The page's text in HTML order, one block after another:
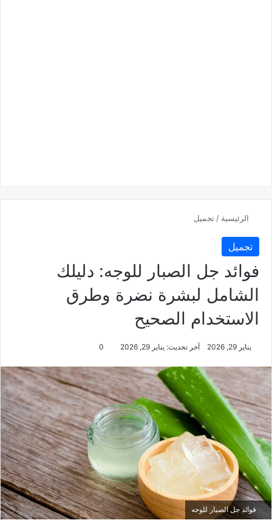
الرئيسية / تجميل
تجميل
فوائد جل الصبار للوجه: دليلك
الشامل لبشرة نضرة وطرق
الاستخدام الصحيح
يناير 29, 2026 آخر تحديث: يناير 29, 2026 0
فوائد جل الصبار للوجه